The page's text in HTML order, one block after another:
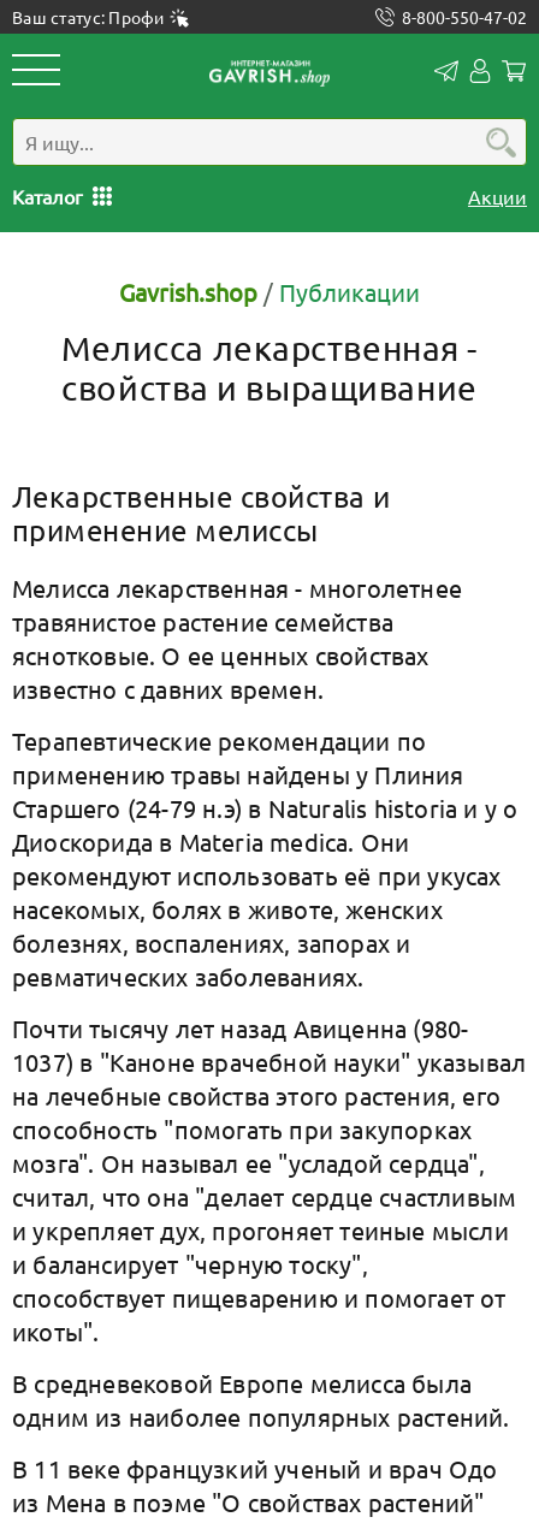
Ваш статус: Профи 8-800-550-47-02
Каталог Акции
Gavrish.shop / Публикации
Мелисса лекарственная -
свойства и выращивание
Лекарственные свойства и
применение мелиссы
Мелисса лекарственная - многолетнее
травянистое растение семейства
яснотковые. О ее ценных свойствах
известно с давних времен.
Терапевтические рекомендации по
применению травы найдены у Плиния
Старшего (24-79 н.э) в Naturalis historia и у о
Диоскорида в Materia medica. Они
рекомендуют использовать её при укусах
насекомых, болях в животе, женских
болезнях, воспалениях, запорах и
ревматических заболеваниях.
Почти тысячу лет назад Авиценна (980-
1037) в "Каноне врачебной науки" указывал
на лечебные свойства этого растения, его
способность "помогать при закупорках
мозга". Он называл ее "усладой сердца",
считал, что она "делает сердце счастливым
и укрепляет дух, прогоняет теиные мысли
и балансирует "черную тоску",
способствует пищеварению и помогает от
икоты".
В средневековой Европе мелисса была
одним из наиболее популярных растений.
В 11 веке французкий ученый и врач Одо
из Мена в поэме "О свойствах растений"